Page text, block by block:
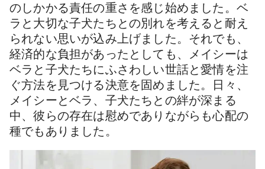
のしかかる責任の重さを感じ始めました。ベ
ラと大切な子犬たちとの別れを考えると耐え
られない思いが込み上げました。それでも、
経済的な負担があったとしても、メイシーは
ベラと子犬たちにふさわしい世話と愛情を注
ぐ方法を見つける決意を固めました。日々、
メイシーとベラ、子犬たちとの絆が深まる
中、彼らの存在は慰めでありながらも心配の
種でもありました。